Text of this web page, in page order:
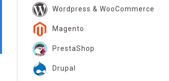
Wordpress & WooCommerce
Magento
PrestaShop
Drupal